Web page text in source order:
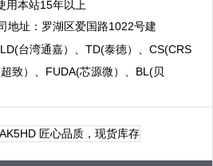
地址：罗湖区爱国路1022号建
市部：福田区华强北新华强电
房间 TEL：83202997
台湾通嘉）、TD(泰德）、CS(CRS
致）、FUDA(芯源微）、BL(贝
、HIT、CR、PH、LD、TD等